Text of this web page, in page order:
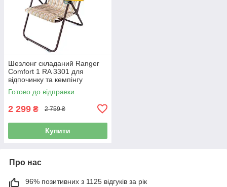
Шезлонг складаний Ranger
Comfort 1 RA 3301 для
відпочинку та кемпінгу
Готово до відправки
2 299 ₴ 2 759 ₴
Купити
Про нас
96% позитивних з 1125 відгуків за рік